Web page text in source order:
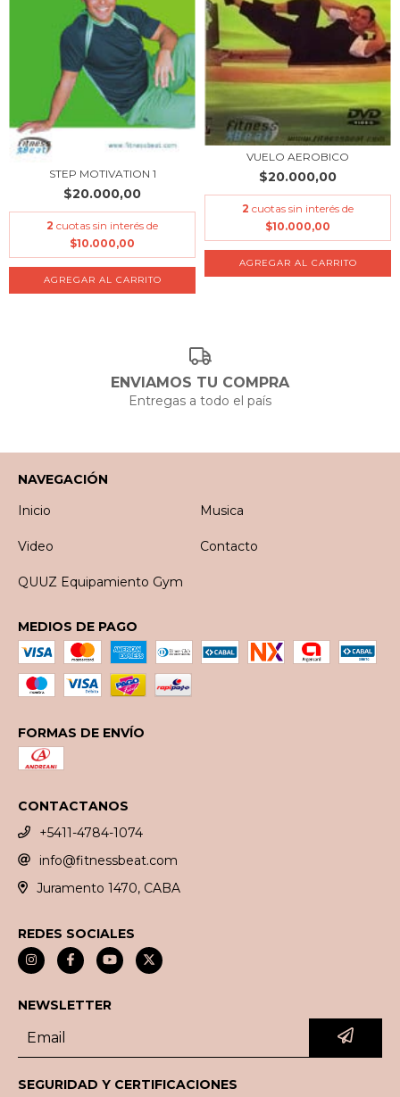
STEP MOTIVATION 1
$20.000,00
2 cuotas sin interés de
$10.000,00
VUELO AEROBICO
$20.000,00
2 cuotas sin interés de
$10.000,00
ENVIAMOS TU COMPRA
Entregas a todo el país
NAVEGACIÓN
Inicio
Musica
Video Contacto
QUUZ Equipamiento Gym
MEDIOS DE PAGO
FORMAS DE ENVÍO
CONTACTANOS
+5411-4784-1074
info@fitnessbeat.com
Juramento 1470, CABA
REDES SOCIALES
NEWSLETTER
SEGURIDAD Y CERTIFICACIONES